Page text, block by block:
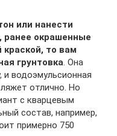
или нанести
ранее окрашенные
то вам
грунтовка. Она
водоэмульсионная
отлично. Но
с кварцевым
состав, например,
примерно 750